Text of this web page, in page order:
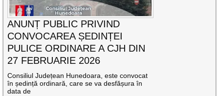
ANUNȚ PUBLIC PRIVIND
CONVOCAREA ȘEDINȚEI
PULICE ORDINARE A CJH DIN
27 FEBRUARIE 2026
Consiliul Județean Hunedoara, este convocat
în ședință ordinară, care se va desfășura în
data de